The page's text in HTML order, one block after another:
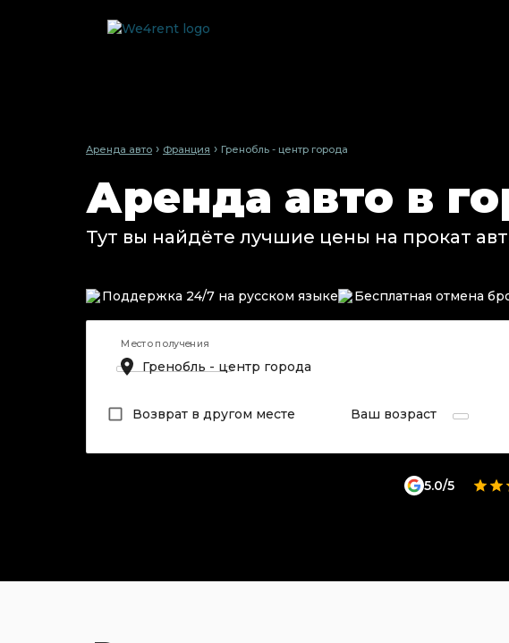
Аренда авто › Франция › Гренобль - центр города
Аренда авто в
Тут вы найдёте лучшие цены на прокат
Поддержка 24/7 на русском языке Бесплатная отмена
Место получения
Возврат в другом месте Ваш возраст
5.0/5